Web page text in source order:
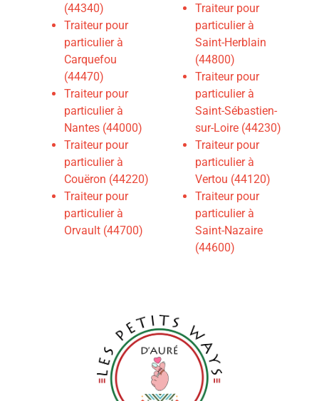
(44340)
Traiteur pour
particulier à
Carquefou
(44470)
Traiteur pour
particulier à
Nantes (44000)
Traiteur pour
particulier à
Couëron (44220)
Traiteur pour
particulier à
Orvault (44700)
Traiteur pour
particulier à
Saint-Herblain
(44800)
Traiteur pour
particulier à
Saint-Sébastien-
sur-Loire (44230)
Traiteur pour
particulier à
Vertou (44120)
Traiteur pour
particulier à
Saint-Nazaire
(44600)